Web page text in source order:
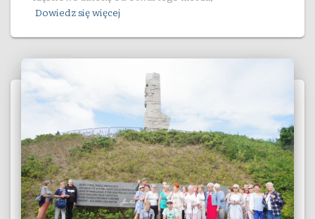
Dowiedz się więcej